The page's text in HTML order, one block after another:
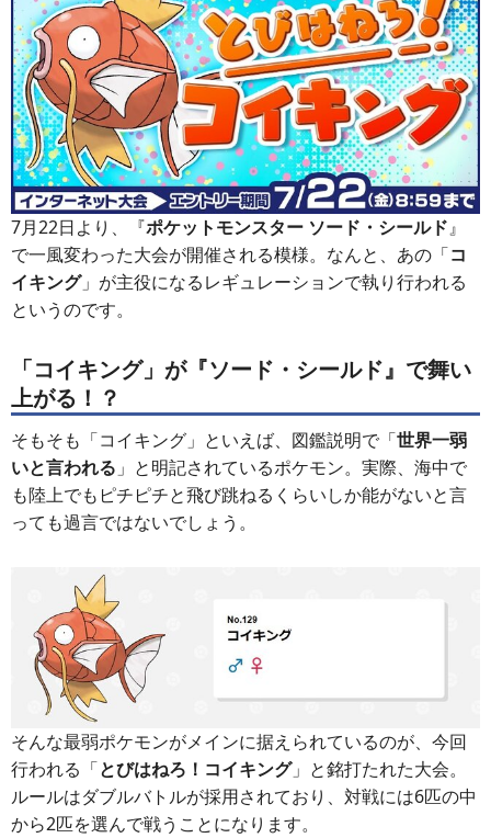
7月22日より、『ポケットモンスター ソード・シールド』
で一風変わった大会が開催される模様。なんと、あの「コ
イキング」が主役になるレギュレーションで執り行われる
というのです。
「コイキング」が『ソード・シールド』で舞い
上がる！？
そもそも「コイキング」といえば、図鑑説明で「世界一弱
いと言われる 」と明記されているポケモン。実際、海中で
も陸上でもピチピチと飛び跳ねるくらいしか能がないと言
っても過言ではないでしょう。
そんな最弱ポケモンがメインに据えられているのが、今回
行われる「とびはねろ！コイキング」と銘打たれた大会。
ルールはダブルバトルが採用されており、対戦には6匹の中
から2匹を選んで戦うことになります。